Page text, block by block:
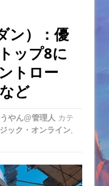
ン）：優
ップ8に
トロー
ど
やん@管理人 カテ
ック・オンライン